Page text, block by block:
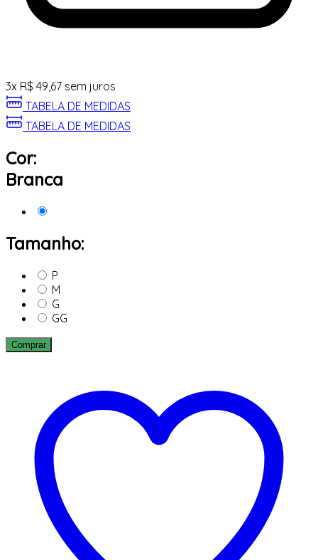
3x R$ 49,67 sem juros
TABELA DE MEDIDAS
TABELA DE MEDIDAS
Cor:
Branca
Tamanho:
P
M
G
GG
Comprar